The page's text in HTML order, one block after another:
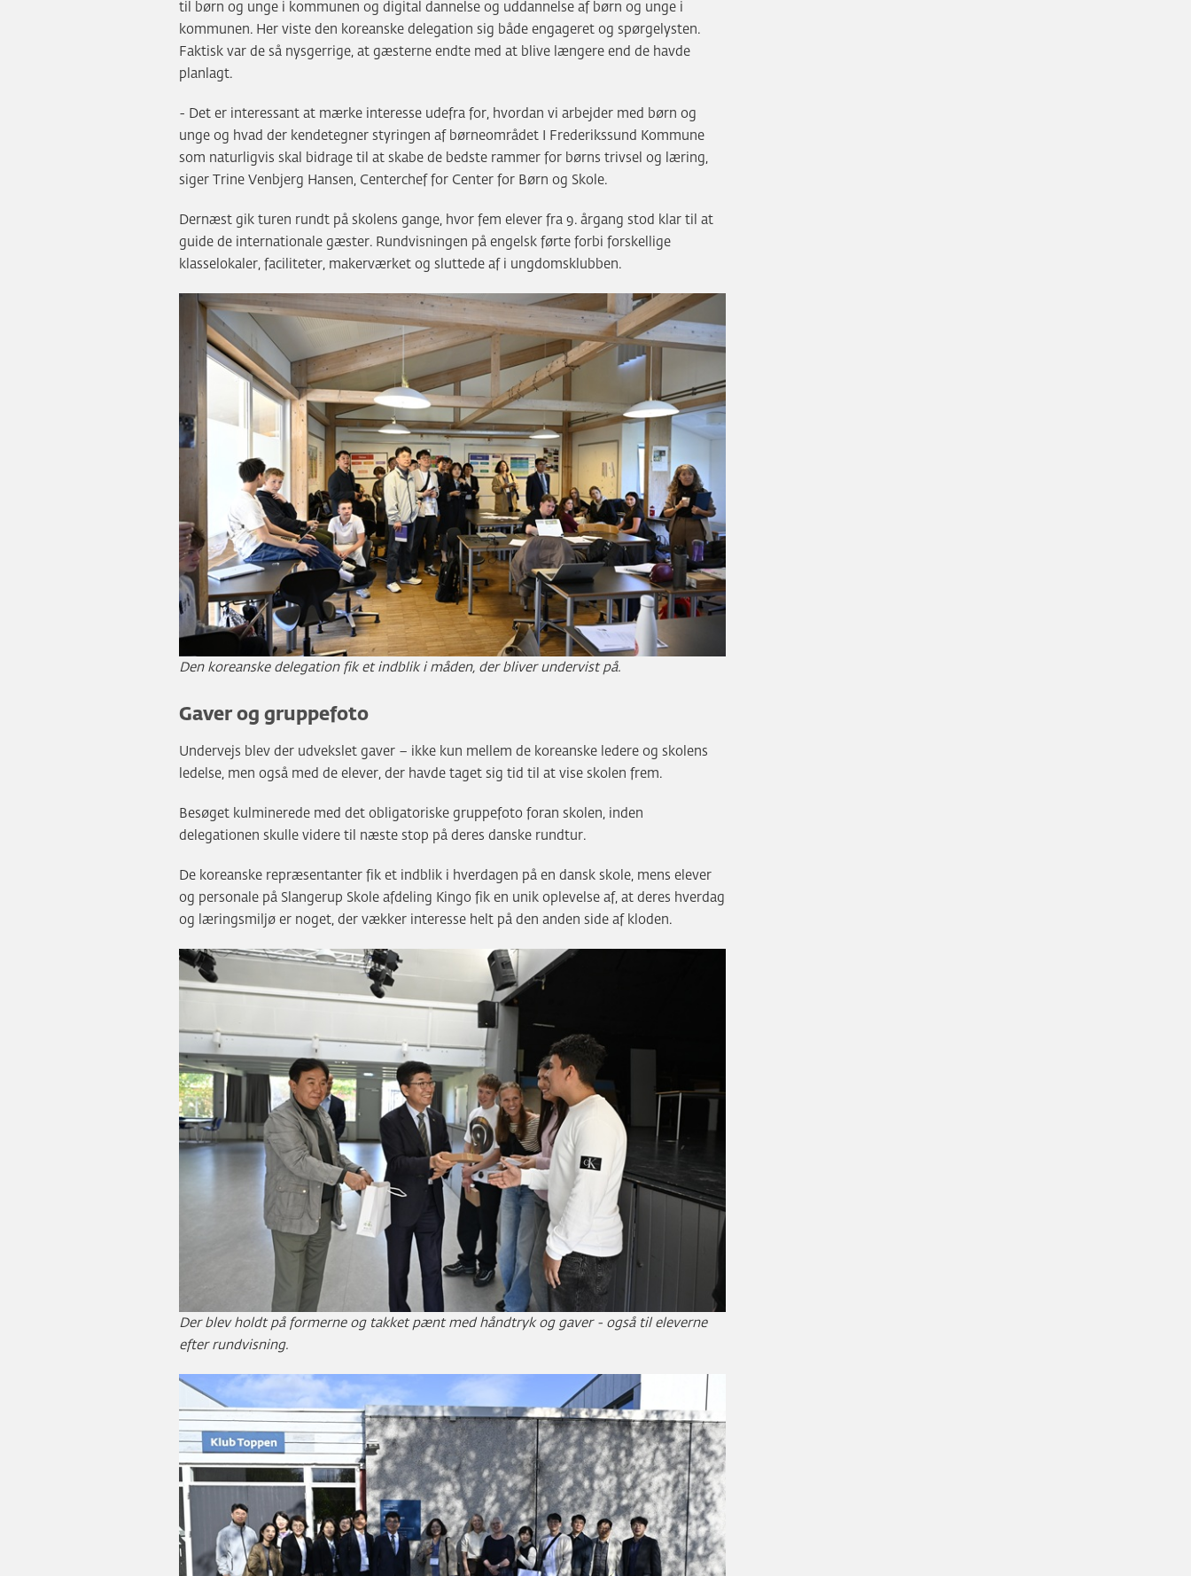
til børn og unge i kommunen og digital dannelse og uddannelse af børn og unge i
kommunen. Her viste den koreanske delegation sig både engageret og spørgelysten.
Faktisk var de så nysgerrige, at gæsterne endte med at blive længere end de havde
planlagt.
- Det er interessant at mærke interesse udefra for, hvordan vi arbejder med børn og
unge og hvad der kendetegner styringen af børneområdet I Frederikssund Kommune
som naturligvis skal bidrage til at skabe de bedste rammer for børns trivsel og læring,
siger Trine Venbjerg Hansen, Centerchef for Center for Børn og Skole.
Dernæst gik turen rundt på skolens gange, hvor fem elever fra 9. årgang stod klar til at
guide de internationale gæster. Rundvisningen på engelsk førte forbi forskellige
klasselokaler, faciliteter, makerværket og sluttede af i ungdomsklubben.
Den koreanske delegation fik et indblik i måden, der bliver undervist på.
Gaver og gruppefoto
Undervejs blev der udvekslet gaver – ikke kun mellem de koreanske ledere og skolens
ledelse, men også med de elever, der havde taget sig tid til at vise skolen frem.
Besøget kulminerede med det obligatoriske gruppefoto foran skolen, inden
delegationen skulle videre til næste stop på deres danske rundtur.
De koreanske repræsentanter fik et indblik i hverdagen på en dansk skole, mens elever
og personale på Slangerup Skole afdeling Kingo fik en unik oplevelse af, at deres hverdag
og læringsmiljø er noget, der vækker interesse helt på den anden side af kloden.
Der blev holdt på formerne og takket pænt med håndtryk og gaver - også til eleverne
efter rundvisning.